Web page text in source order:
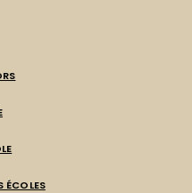
ÉCOLES